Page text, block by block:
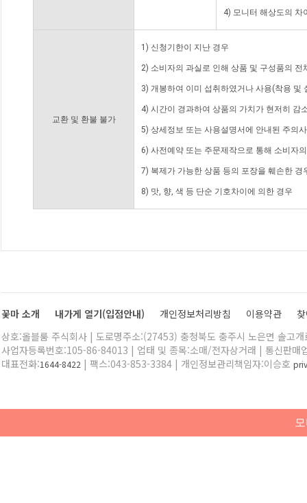
4) 모니터 해상도의 차
교환 및 환불 불가
1) 신청기한이 지난 경우
2) 소비자의 과실로 인해 상품 및 구성품의
3) 개봉하여 이미 섭취하였거나 사용(착용 및
4) 시간이 경과하여 상품의 가치가 현저히 감
5) 상세정보 또는 사용설명서에 안내된 주의
6) 사전예약 또는 주문제작으로 통해 소비자
7) 복제가 가능한 상품 등의 포장을 훼손한 경
8) 맛, 향, 색 등 단순 기호차이에 의한 경우
꽃마 소개 내가게 열기(입점안내) 개인정보처리방침 이용약관
상호:올블룸 주식회사 | 도로명주소:(27453) 충청북도 충주시 노은면 솔고
사업자등록번호:105-86-84013 | 업태 및 종목:소매/전자상거래 | 통신판매
대표전화:1644-8422 | 팩스:043-853-3384 | 개인정보관리책임자:이승호